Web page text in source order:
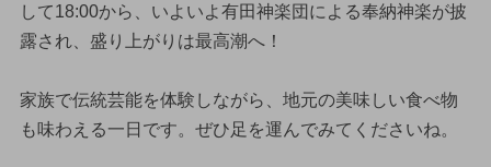
して18:00から、いよいよ有田神楽団による奉納神楽が披
露され、盛り上がりは最高潮へ！
家族で伝統芸能を体験しながら、地元の美味しい食べ物
も味わえる一日です。ぜひ足を運んでみてくださいね。